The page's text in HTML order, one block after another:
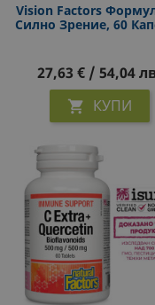
Vision Factors
Силно Зрение, 60
27,63 € / 54,04
 КУПИ